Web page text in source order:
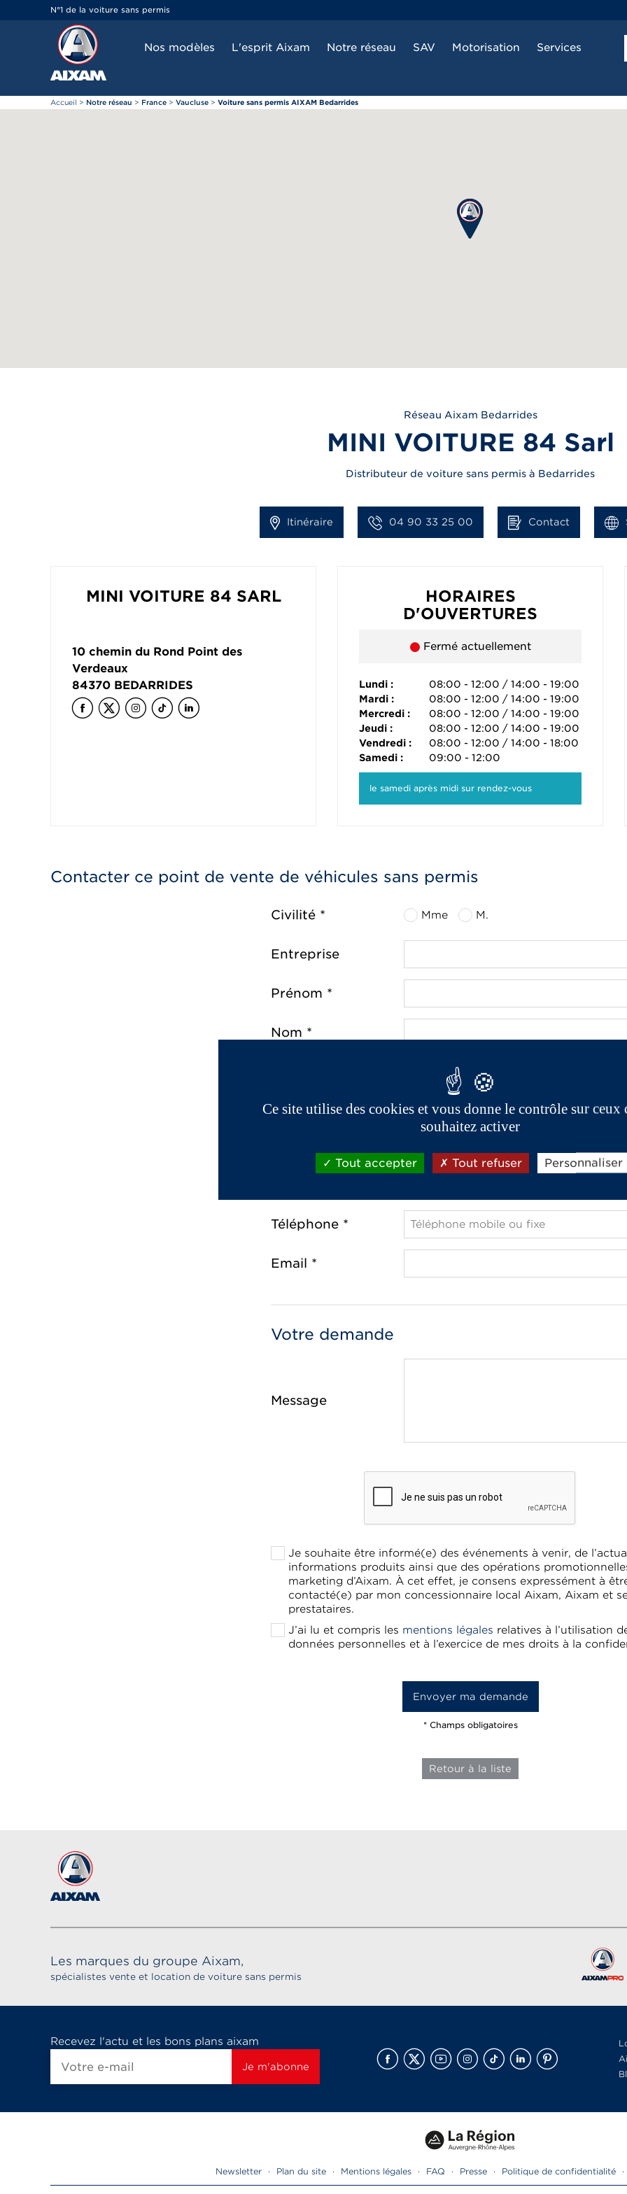
N°1 de la voiture sans permis
Nos modèles L'esprit Aixam Notre réseau SAV Motorisation Services
Accueil > Notre réseau > France > Vaucluse > Voiture sans permis AIXAM Bedarrides
Réseau Aixam Bedarrides
MINI VOITURE 84 Sarl
Distributeur de voiture sans permis à Bedarrides
Itinéraire 04 90 33 25 00 Contact
MINI VOITURE 84 SARL
10 chemin du Rond Point des
Verdeaux
84370 BEDARRIDES
HORAIRES
D'OUVERTURES
Fermé actuellement
Lundi :
08:00 - 12:00 / 14:00 - 19:00
Mardi :
08:00 - 12:00 / 14:00 - 19:00
Mercredi :
08:00 - 12:00 / 14:00 - 19:00
Jeudi :
08:00 - 12:00 / 14:00 - 19:00
Vendredi :
08:00 - 12:00 / 14:00 - 18:00
Samedi :
09:00 - 12:00
le samedi après midi sur rendez-vous
Contacter ce point de vente de véhicules sans permis
Civilité * Mme M.
Entreprise
Prénom *
Nom *
Téléphone *
Email *
Votre demande
Message
Je souhaite être informé(e) des événements à venir, de
informations produits ainsi que des opérations
marketing d’Aixam. À cet effet, je consens expressément à
contacté(e) par mon concessionnaire local Aixam, Aixam et
prestataires.
J’ai lu et compris les mentions légales relatives à l’utilisation
données personnelles et à l’exercice de mes droits à la
* Champs obligatoires
Retour à la liste
Les marques du groupe Aixam,
spécialistes vente et location de voiture sans permis
Recevez l'actu et les bons plans aixam
Newsletter · Plan du site · Mentions légales · FAQ · Presse · Politique de confidentialité ·
Panneau de gestion des cookies
Ce site utilise des cookies et vous donne le contrôle sur ceux
souhaitez activer
Tout accepter Tout refuser Personnaliser